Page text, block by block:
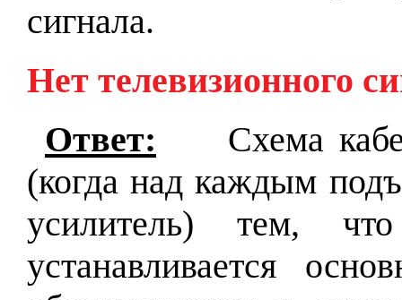
сигнала.
Нет телевизионного
Ответ:
Схема
(когда над каждым
усилитель) тем,
устанавливается